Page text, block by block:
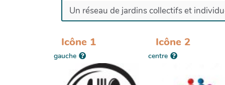
Icône 1
gauche
Icône 2
centre